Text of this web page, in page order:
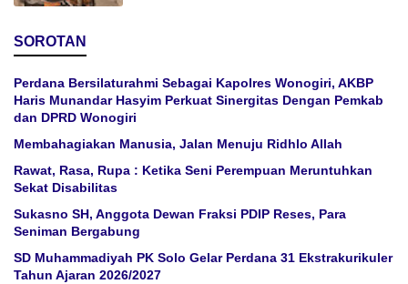
SOROTAN
Perdana Bersilaturahmi Sebagai Kapolres Wonogiri, AKBP
Haris Munandar Hasyim Perkuat Sinergitas Dengan Pemkab
dan DPRD Wonogiri
Membahagiakan Manusia, Jalan Menuju Ridhlo Allah
Rawat, Rasa, Rupa : Ketika Seni Perempuan Meruntuhkan
Sekat Disabilitas
Sukasno SH, Anggota Dewan Fraksi PDIP Reses, Para
Seniman Bergabung
SD Muhammadiyah PK Solo Gelar Perdana 31 Ekstrakurikuler
Tahun Ajaran 2026/2027